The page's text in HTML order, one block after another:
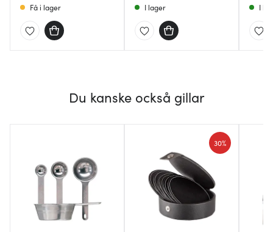
Få i lager I lager I
Du kanske också gillar
30%